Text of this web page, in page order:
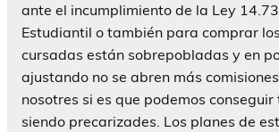
ante el incumplimiento de la Ley
Estudiantil o también para comprar
cursadas están sobrepobladas y en
ajustando no se abren más
nosotres si es que podemos
siendo precarizades. Los planes de